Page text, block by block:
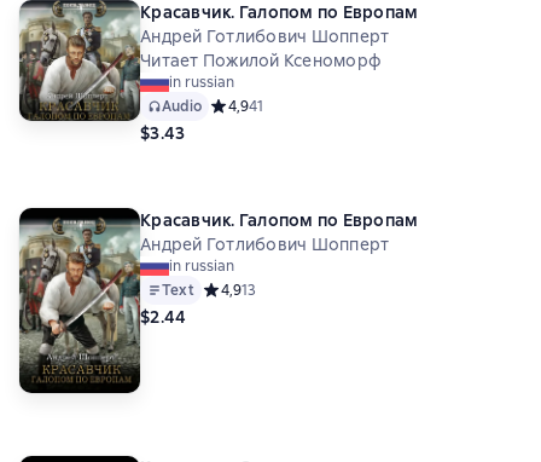
Красавчик. Галопом по Европам
Андрей Готлибович Шопперт
Читает Пожилой Ксеноморф
in russian
Audio Средний рейтинг 4,9 на основе 41 оценок
4,941
$3.43
Красавчик. Галопом по Европам
Андрей Готлибович Шопперт
in russian
Text Средний рейтинг 4,9 на основе 13 оценок
4,913
$2.44